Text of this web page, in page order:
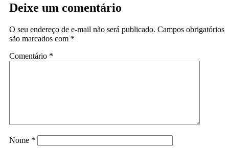
Deixe um comentário
O seu endereço de e-mail não será publicado. Campos obrigatórios
são marcados com *
Comentário *
Nome *